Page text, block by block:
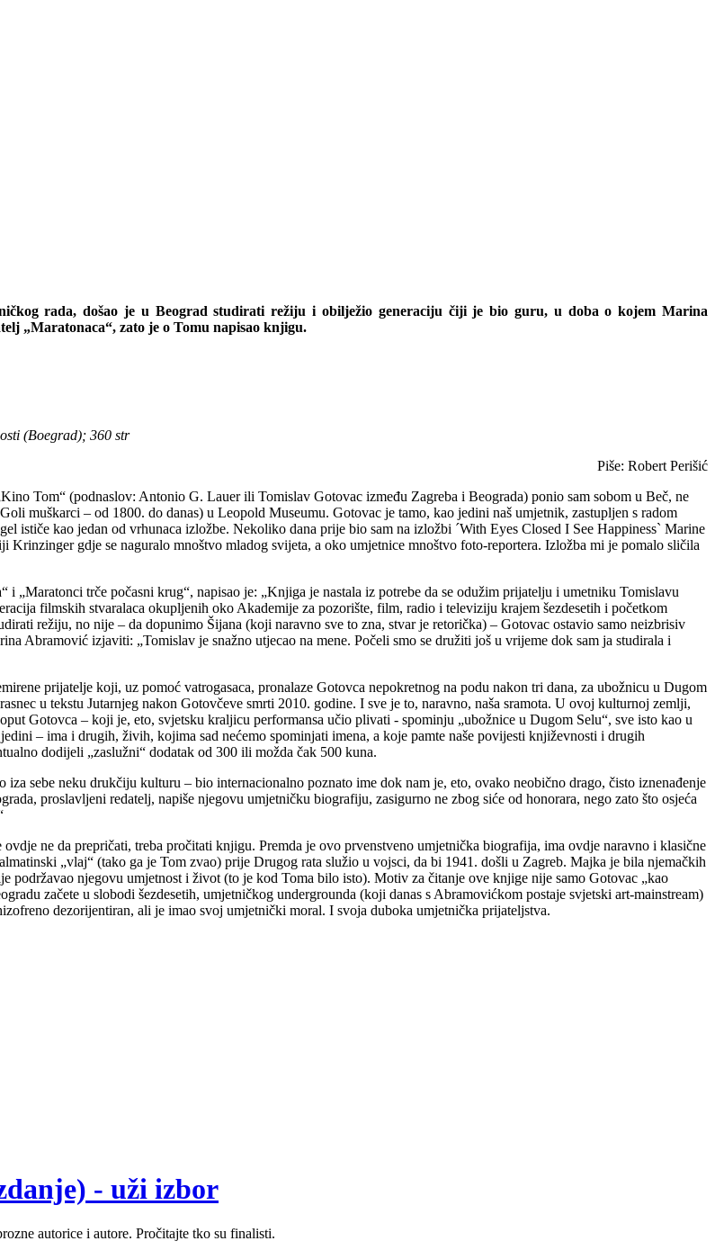
rada, došao je u Beograd studirati režiju i obilježio generaciju čiji je bio guru, u doba o kojem Marina
„Maratonaca“, zato je o Tomu napisao knjigu.
(Boegrad); 360 str
Piše: Robert Perišić
Tom“ (podnaslov: Antonio G. Lauer ili Tomislav Gotovac između Zagreba i Beograda) ponio sam sobom u Beč, ne
muškarci – od 1800. do danas) u Leopold Museumu. Gotovac je tamo, kao jedini naš umjetnik, zastupljen s radom
ističe kao jedan od vrhunaca izložbe. Nekoliko dana prije bio sam na izložbi ´With Eyes Closed I See Happiness` Marine
gdje se naguralo mnoštvo mladog svijeta, a oko umjetnice mnoštvo foto-reportera. Izložba mi je pomalo sličila
„Maratonci trče počasni krug“, napisao je: „Knjiga je nastala iz potrebe da se odužim prijatelju i umetniku Tomislavu
filmskih stvaralaca okupljenih oko Akademije za pozorište, film, radio i televiziju krajem šezdesetih i početkom
režiju, no nije – da dopunimo Šijana (koji naravno sve to zna, stvar je retorička) – Gotovac ostavio samo neizbrisiv
Abramović izjaviti: „Tomislav je snažno utjecao na mene. Počeli smo se družiti još u vrijeme dok sam ja studirala i
prijatelje koji, uz pomoć vatrogasaca, pronalaze Gotovca nepokretnog na podu nakon tri dana, za ubožnicu u Dugom
u tekstu Jutarnjeg nakon Gotovčeve smrti 2010. godine. I sve je to, naravno, naša sramota. U ovoj kulturnoj zemlji,
Gotovca – koji je, eto, svjetsku kraljicu performansa učio plivati - spominju „ubožnice u Dugom Selu“, sve isto kao u
– ima i drugih, živih, kojima sad nećemo spominjati imena, a koje pamte naše povijesti književnosti i drugih
dodijeli „zaslužni“ dodatak od 300 ili možda čak 500 kuna.
sebe neku drukčiju kulturu – bio internacionalno poznato ime dok nam je, eto, ovako neobično drago, čisto iznenađenje
proslavljeni redatelj, napiše njegovu umjetničku biografiju, zasigurno ne zbog siće od honorara, nego zato što osjeća
ne da prepričati, treba pročitati knjigu. Premda je ovo prvenstveno umjetnička biografija, ima ovdje naravno i klasične
„vlaj“ (tako ga je Tom zvao) prije Drugog rata služio u vojsci, da bi 1941. došli u Zagreb. Majka je bila njemačkih
podržavao njegovu umjetnost i život (to je kod Toma bilo isto). Motiv za čitanje ove knjige nije samo Gotovac „kao
začete u slobodi šezdesetih, umjetničkog undergrounda (koji danas s Abramovićkom postaje svjetski art-mainstream)
dezorijentiran, ali je imao svoj umjetnički moral. I svoja duboka umjetnička prijateljstva.
- uži izbor
autorice i autore. Pročitajte tko su finalisti.